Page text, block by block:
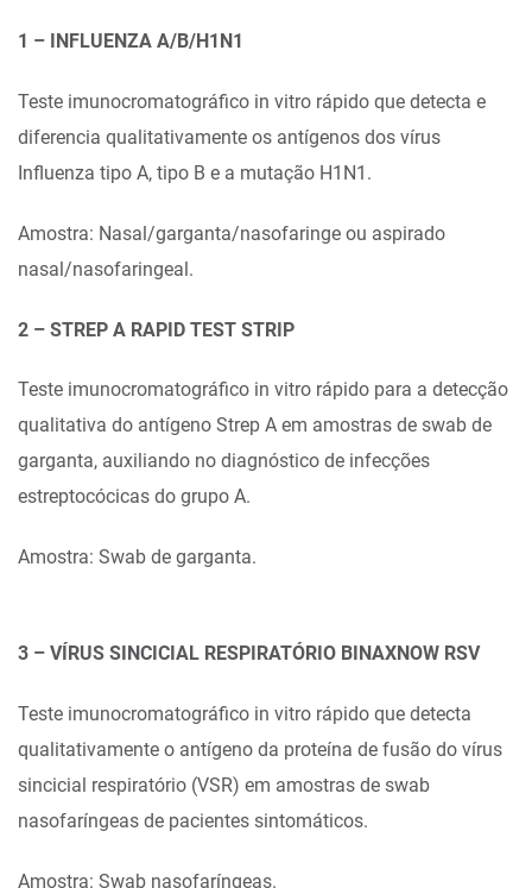
1 – INFLUENZA A/B/H1N1
Teste imunocromatográfico in vitro rápido que detecta e
diferencia qualitativamente os antígenos dos vírus
Influenza tipo A, tipo B e a mutação H1N1.
Amostra: Nasal/garganta/nasofaringe ou aspirado
nasal/nasofaringeal.
2 – STREP A RAPID TEST STRIP
Teste imunocromatográfico in vitro rápido para a detecção
qualitativa do antígeno Strep A em amostras de swab de
garganta, auxiliando no diagnóstico de infecções
estreptocócicas do grupo A.
Amostra: Swab de garganta.
3 – VÍRUS SINCICIAL RESPIRATÓRIO BINAXNOW RSV
Teste imunocromatográfico in vitro rápido que detecta
qualitativamente o antígeno da proteína de fusão do vírus
sincicial respiratório (VSR) em amostras de swab
nasofaríngeas de pacientes sintomáticos.
Amostra: Swab nasofaríngeas.